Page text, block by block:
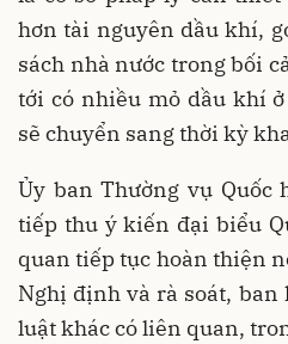
hơn tài nguyên dầu khí,
sách nhà nước trong bối
tới có nhiều mỏ dầu khí
sẽ chuyển sang thời kỳ
Ủy ban Thường vụ Quốc
tiếp thu ý kiến đại biểu
quan tiếp tục hoàn thiện
Nghị định và rà soát, ban
luật khác có liên quan,